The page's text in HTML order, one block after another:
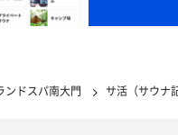
ンドスパ南大門 サ活（サウナ